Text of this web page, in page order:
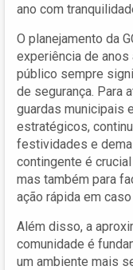
ano com
O planejamento da
experiência de anos
público sempre
de segurança. Para
guardas municipais
estratégicos,
festividades e
contingente é
mas também para
ação rápida em
Além disso, a
comunidade é
um ambiente mais